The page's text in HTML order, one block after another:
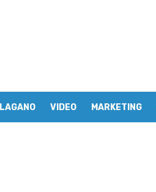
LAGANO VIDEO MARKETING